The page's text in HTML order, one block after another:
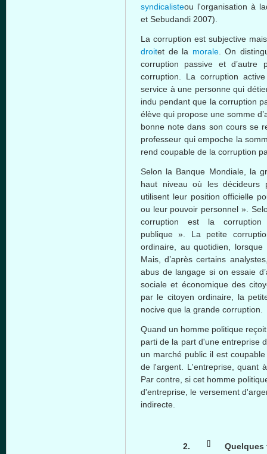
syndicalisteou l'organisation à
et Sebudandi 2007).
La corruption estsubjective mais
droitet de la morale. On
corruption passive etd’autre
corruption. La corruption
service à une personnequi
indu pendantque la corruption
élève qui propose une somme
bonne notedans son cours se
professeur qui empoche la
rend coupable de la corruption
Selon la Banque Mondiale, la
haut
niveau où lesdécideurs
utilisent leurpositionofficielle
ou leur pouvoir personnel ».
corruption estla
publique ». La petite
ordinaire , auquotidien lorsque
Mais ,d’après certains analystes
abus de langage si onessaie
sociale et économiquedes
par le citoyen ordinaire , la
nocive que la grande corruption.
Quand un homme politique reçoit
parti de la part d'une entreprise
un marché public il est coupable
de l'argent L'entreprise,quant à
Par contre si cet homme
d'entreprise , le versement
indirecte
2.[] Quelques